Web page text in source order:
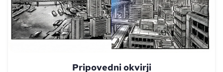
Pripovedni okvirji